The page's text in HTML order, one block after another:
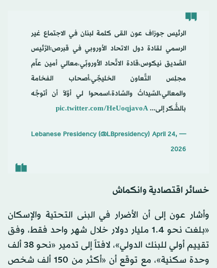
الرئيس جوزاف عون القى كلمة لبنان في الاجتماع غير
الرسمي لقادة دول الاتحاد الأوروبي في قبرص:الرَّئيس
الصَّديق نيكوس،قادة الاتِّحاد الأُوروبِّي،معالي أمين عاِّم
مجلِس التَّعاون الخليجِّي،أصحاب الفخامة
والمعالي،السَّيداتُ والسَّادة،اسمحوا لي أوَّلاً أن أتوجَّه
بالشُّكر إلى...pic.twitter.com/HeUoqjavoA
— Lebanese Presidency (@LBpresidency)
April 24,
2026
خسائر اقتصادية وانكماش
وأشار عون إلى أن الأضرار في البنى التحتية والإسكان
«بلغت نحو 1.4 مليار دولار خلال شهر واحد فقط، وفق
تقييم أولي للبنك الدولي»، لافتاً إلى تدمير «نحو 38 ألف
وحدة سكنية»، مع توقع أن «أكثر من 150 ألف شخص